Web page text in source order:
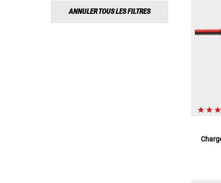
ANNULER TOUS LES FILTRES